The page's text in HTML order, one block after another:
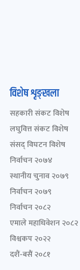
विशेष शृङ्खला
सहकारी संकट विशेष
लघुवित्त संकट विशेष
संसद् विघटन विशेष
निर्वाचन २०७४
स्थानीय चुनाव २०७९
निर्वाचन २०७९
निर्वाचन २०८२
एमाले महाधिवेशन २०८२
विश्वकप २०२२
दशैं-बसैं २०८१